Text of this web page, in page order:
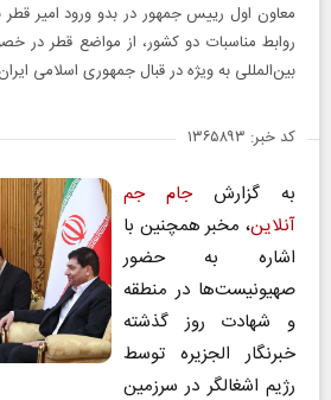
معاون اول رییس جمهور در بدو ورود امیر قطر
روابط مناسبات دو کشور، از مواضع قطر در
بین‌المللی به ویژه در قبال جمهوری اسلامی
کد خبر: ۱۳۶۵۸۹۳
به گزارشجام جم
آنلاین، مخبر همچنین با
اشاره به حضور
صهیونیست‌ها در منطقه
و شهادت روز گذشته
خبرنگار الجزیره توسط
رژیم اشغالگر در سرزمین